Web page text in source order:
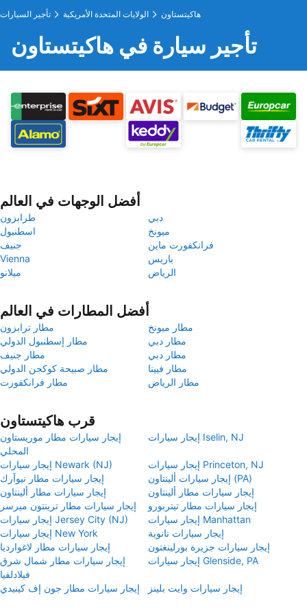
تأجير السيارات الولايات المتحدة الأمريكية هاكيتستاون
تأجير سيارة في هاكيتستاون
أفضل الوجهات في العالم
طرابزون
دبي
اسطنبول
ميونخ
جنيف
فرانكفورت ماين
Vienna
باريس
ميلانو
الرياض
أفضل المطارات في العالم
مطار ترابزون
مطار ميونخ
مطار إسطنبول الدولي
مطار دبي
مطار جنيف
مطار دبي
مطار صبيحة كوكجن الدولي
مطار فيينا
مطار فرانكفورت
مطار الرياض
قرب هاكيتستاون
إيجار سيارات مطار موريستاون
المحلي
إيجار سيارات Iselin, NJ
إيجار سيارات Newark (NJ)
إيجار سيارات Princeton, NJ
إيجار سيارات مطار نيوآرك
إيجار سيارات ألينتاون (PA)
إيجار سيارات مطار ألينتاون
إيجار سيارات مطار ألينتاون
إيجار سيارات مطار ترينتون ميرسر
إيجار سيارات مطار تيتربورو
إيجار سيارات Jersey City (NJ)
إيجار سيارات Manhattan
إيجار سيارات New York
إيجار سيارات نانوية
إيجار سيارات مطار لاغوارديا
إيجار سيارات جزيرة بورلينغتون
إيجار سيارات مطار شمال شرق
فيلادلفيا
إيجار سيارات Glenside, PA
إيجار سيارات مطار جون إف كينيدي إيجار سيارات وايت بلينز